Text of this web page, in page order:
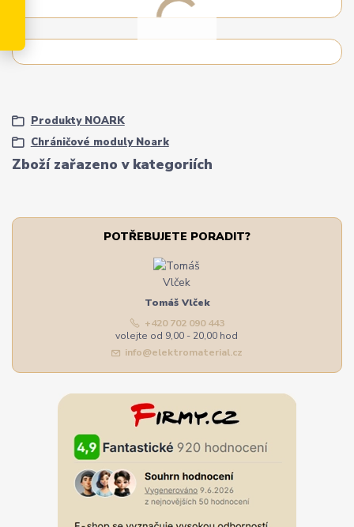
Zboží zařazeno v kategoriích
Produkty NOARK
Chráničové moduly Noark
POTŘEBUJETE PORADIT?
Tomáš Vlček
+420 702 090 443
volejte od 9,00 - 20,00 hod
info@elektromaterial.cz